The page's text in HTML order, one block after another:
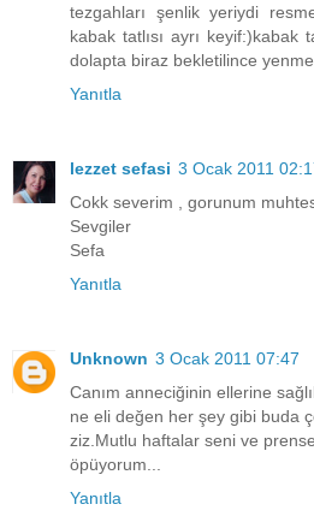
tezgahları şenlik yeriydi
kabak tatlısı ayrı keyif:)kabak
dolapta biraz bekletilince
Yanıtla
lezzet sefasi 3 Ocak 2011
Cokk severim , gorunum
Sevgiler
Sefa
Yanıtla
Unknown 3 Ocak 2011 07:47
Canım anneciğinin ellerine
ne eli değen her şey gibi buda
ziz.Mutlu haftalar seni ve
öpüyorum...
Yanıtla